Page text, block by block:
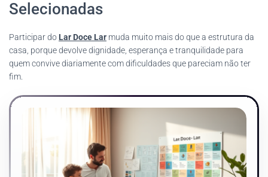
Selecionadas
Participar do Lar Doce Lar muda muito mais do que a estrutura da
casa, porque devolve dignidade, esperança e tranquilidade para
quem convive diariamente com dificuldades que pareciam não ter
fim.